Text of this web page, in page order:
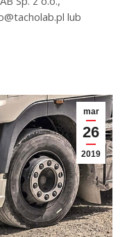
lub
mar
26
2019